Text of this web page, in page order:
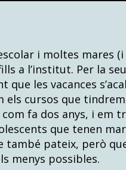
i moltes mares
a l’institut. Per la
que les vacances
els cursos que
fa dos anys, i em
que tenen
pateix, però
menys possibles.